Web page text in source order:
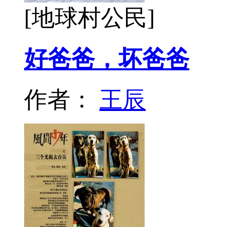
[地球村公民]
好爸爸，坏爸爸
作者： 王辰